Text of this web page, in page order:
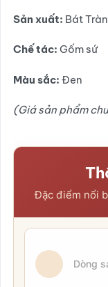
sao
Sản xuất: Bát
Chế tác: Gốm sứ
Màu sắc: Đen
(Giá sản phẩm
Đặc điểm nổi
Dòng